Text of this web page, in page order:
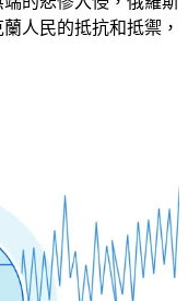
人民的抵抗和抵禦，